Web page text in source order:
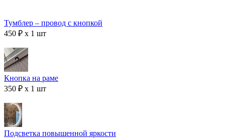
Тумблер – провод с кнопкой
450 ₽ x 1 шт
Кнопка на раме
350 ₽ x 1 шт
Подсветка повышенной яркости